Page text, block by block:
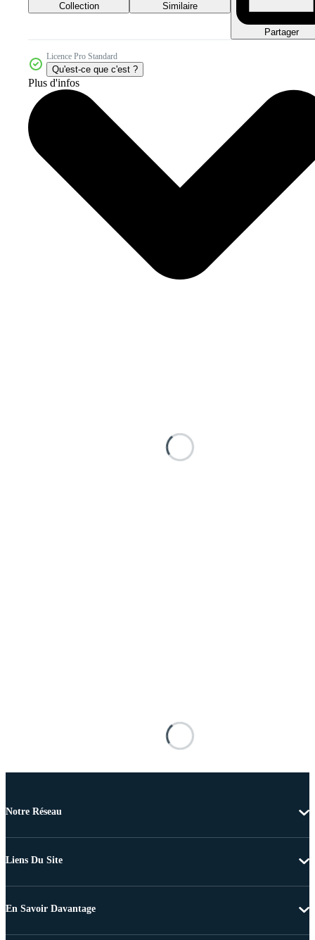
Collection Similaire
Partager
Licence Pro Standard
Qu'est-ce que c'est ?
Plus d'infos
Notre Réseau
Liens Du Site
En Savoir Davantage